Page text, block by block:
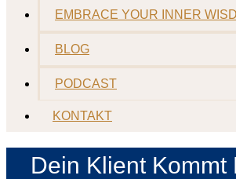
EMBRACE YOUR INNER
BLOG
PODCAST
KONTAKT
Dein Klient Kommt